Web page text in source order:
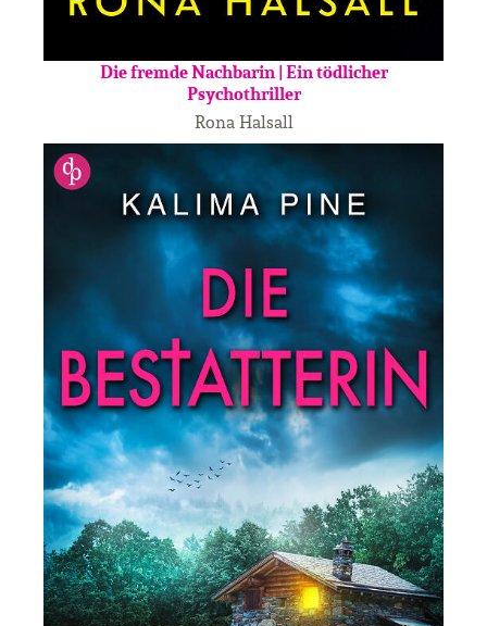
Die fremde Nachbarin | Ein tödlicher
Psychothriller
Rona Halsall